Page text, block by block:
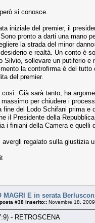
si conosce.
iniziale del premier, il
pronto a darti una mano
la strada del minor
e realtà. Un conto è
Silvio, sollevare un putiferio e
la controfirma è del
del premier.
così. Già sarà tanto, ha
per chiudere i
fine del Lodo Schifani prima
il Presidente della
i finiani della Camera e
avergli regalato sulla giustizia
MAGRI E in serata
#38 inserito:: Novembre 18,
- RETROSCENA